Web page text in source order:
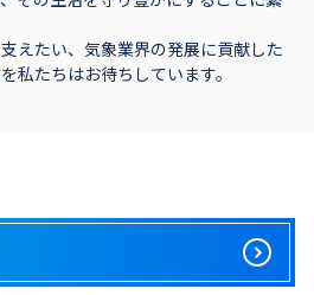
えたい、気象業界の発展に貢献した
私たちはお待ちしています。